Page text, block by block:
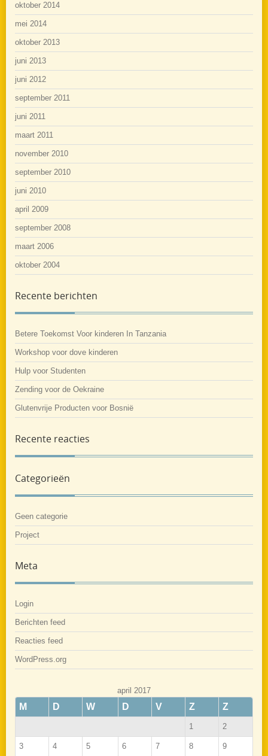
oktober 2014
mei 2014
oktober 2013
juni 2013
juni 2012
september 2011
juni 2011
maart 2011
november 2010
september 2010
juni 2010
april 2009
september 2008
maart 2006
oktober 2004
Recente berichten
Betere Toekomst Voor kinderen In Tanzania
Workshop voor dove kinderen
Hulp voor Studenten
Zending voor de Oekraine
Glutenvrije Producten voor Bosnië
Recente reacties
Categorieën
Geen categorie
Project
Meta
Login
Berichten feed
Reacties feed
WordPress.org
april 2017
M D W D V Z Z
1 2
3 4 5 6 7 8 9